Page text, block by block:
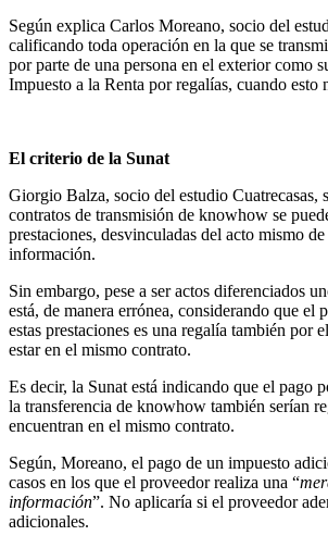
Según explica Carlos Moreano, socio del
calificando toda operación en la que se
por parte de una persona en el exterior como
Impuesto a la Renta por regalías, cuando esto
El criterio de la Sunat
Giorgio Balza, socio del estudio Cuatrecasas,
contratos de transmisión de knowhow se
prestaciones, desvinculadas del acto mismo
información.
Sin embargo, pese a ser actos diferenciados
está, de manera errónea, considerando que el
estas prestaciones es una regalía también por
estar en el mismo contrato.
Es decir, la Sunat está indicando que el pago
la transferencia de knowhow también serían
encuentran en el mismo contrato.
Según, Moreano, el pago de un impuesto
casos en los que el proveedor realiza una “
información”. No aplicaría si el proveedor
adicionales.